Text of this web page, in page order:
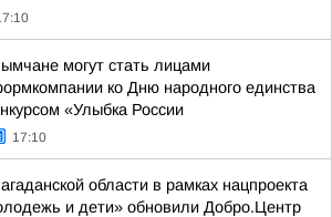
могут стать лицами
ко Дню народного единства
«Улыбка России
17:10
области в рамках нацпроекта
и дети» обновили Добро.Центр